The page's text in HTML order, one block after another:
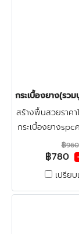
กระเบื้องยาง(รว
สร้างพื้นสวยราค
กระเบื้องยาง
ปูลายก้างปลา+ฟ
ติดตั้ง ปูทับพื้นกระ
พื้นปูน
฿960
฿780
เปรีย